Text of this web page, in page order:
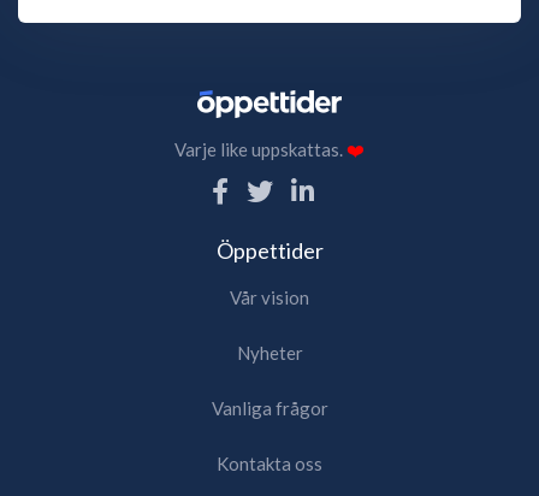
Varje like uppskattas.❤️
Öppettider
Vår vision
Nyheter
Vanliga frågor
Kontakta oss